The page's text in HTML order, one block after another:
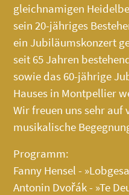
gleichnamigen
sein 20-jähriges
ein Jubiläumskonzert
seit 65 Jahren
sowie das 60-jährige
Hauses in Montpellier
Wir freuen uns sehr auf
musikalische
Programm:
Fanny Hensel -
Antonin Dvořák - »Te